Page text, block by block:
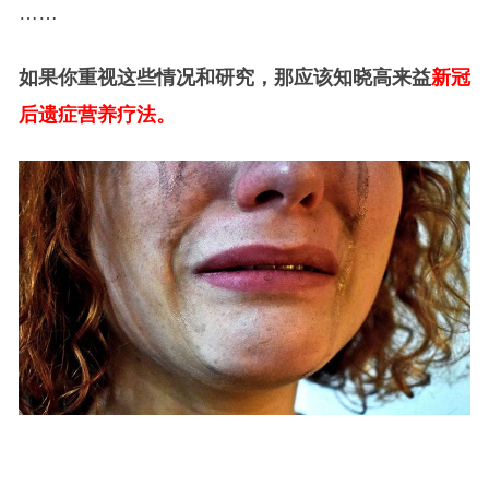
……
如果你重视这些情况和研究，那应该知晓高来益新冠
后遗症营养疗法。